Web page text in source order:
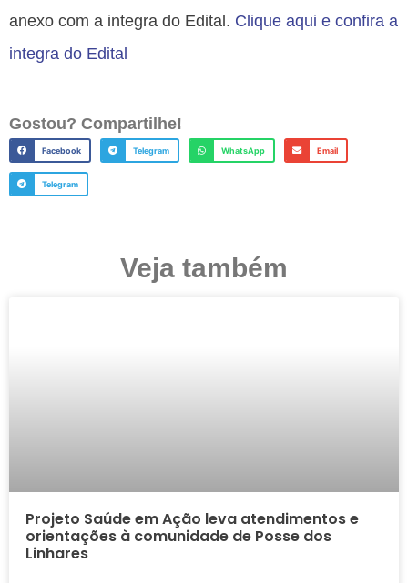
anexo com a integra do Edital. Clique aqui e confira a
integra do Edital
Gostou? Compartilhe!
Facebook Telegram WhatsApp Email
Telegram
Veja também
Projeto Saúde em Ação leva atendimentos e
orientações à comunidade de Posse dos
Linhares